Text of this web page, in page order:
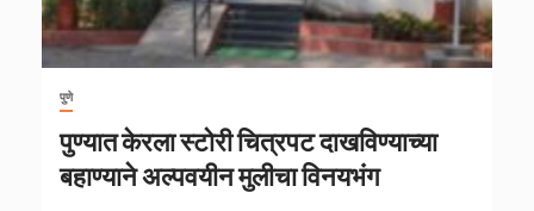
पुणे
पुण्यात केरला स्टोरी चित्रपट दाखविण्याच्या
बहाण्याने अल्पवयीन मुलीचा विनयभंग